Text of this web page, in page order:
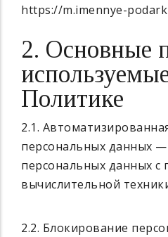
https://m.imennye-
2. Основные
Политике
2.1.
персональных данных —
персональных данных
вычислительной
2.2. Блокирование